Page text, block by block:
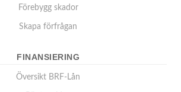
Förebygg skador
Skapa förfrågan
FINANSIERING
Översikt BRF-Lån